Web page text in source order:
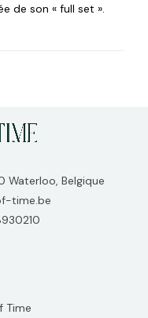
de son « full set ».
Waterloo, Belgique
time.be
Time